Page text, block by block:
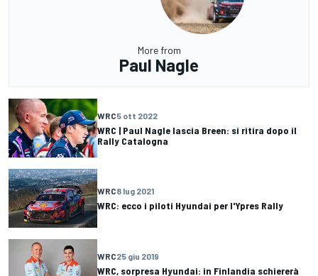
More from
Paul Nagle
WRC5 ott 2022
WRC | Paul Nagle lascia Breen: si ritira dopo il
Rally Catalogna
WRC8 lug 2021
WRC: ecco i piloti Hyundai per l'Ypres Rally
WRC25 giu 2019
WRC, sorpresa Hyundai: in Finlandia schiererà